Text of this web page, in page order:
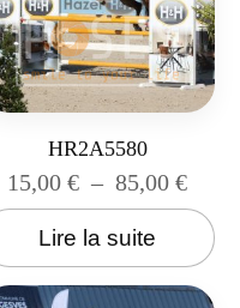
HR2A5580
15,00€ – 85,00€
Lire la suite